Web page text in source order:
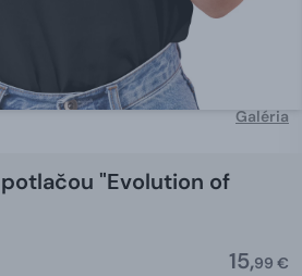
Galéria
"Evolution of
15,99 €